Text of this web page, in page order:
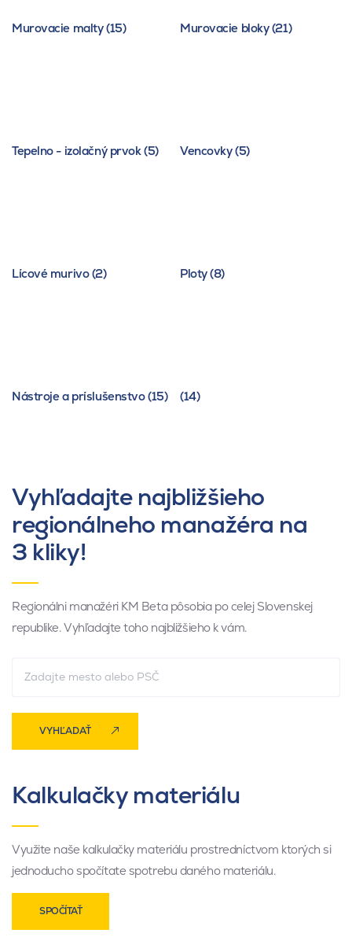
Murovacie malty (15) Murovacie bloky (21)
Tepelno - izolačný prvok (5) Vencovky (5)
Lícové murivo (2) Ploty (8)
Nástroje a príslušenstvo (15) (14)
Vyhľadajte najbližšieho
regionálneho manažéra na
3 kliky!
Regionálni manažéri KM Beta pôsobia po celej Slovenskej
republike. Vyhľadajte toho najbližšieho k vám.
VYHĽADAŤ
Kalkulačky materiálu
Využite naše kalkulačky materiálu prostredníctvom ktorých si
jednoducho spočítate spotrebu daného materiálu.
SPOČÍTAŤ